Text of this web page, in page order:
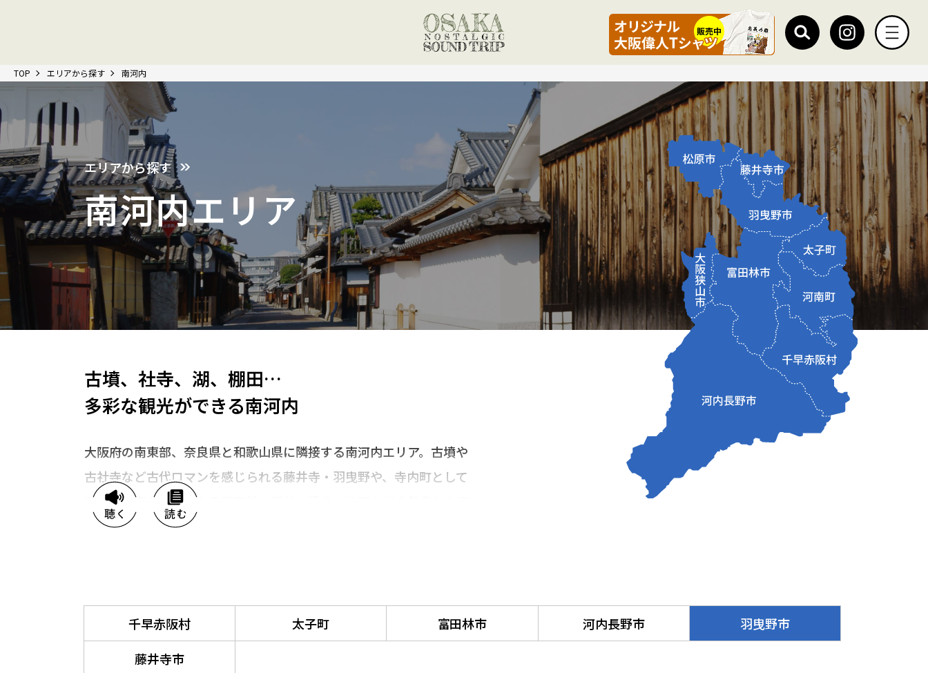
TOP エリアから探す 南河内
エリアから探す
南河内エリア
古墳、社寺、湖、棚田…
多彩な観光ができる南河内
大阪府の南東部、奈良県と和歌山県に隣接する南河内エリア。古墳や
古社寺など古代ロマンを感じられる藤井寺・羽曳野や、寺内町として
発展し町家が軒を連ねる富田林、渓谷・温泉・公園など自然豊かな河
内長野、棚田風景が美しい千早赤阪村などがあり、多彩な観光ができ
千早赤阪村 太子町 富田林市 河内長野市
羽曳野市
藤井寺市